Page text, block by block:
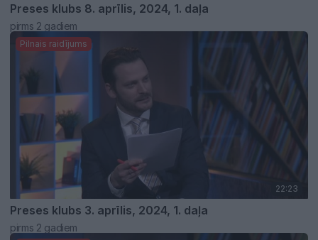
Preses klubs 8. aprīlis, 2024, 1. daļa
pirms 2 gadiem
Pilnais raidījums
22:23
Preses klubs 3. aprīlis, 2024, 1. daļa
pirms 2 gadiem